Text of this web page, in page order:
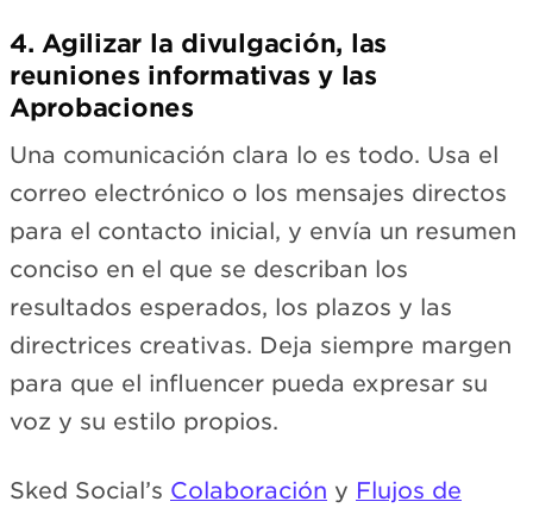
4. Agilizar la divulgación, las
reuniones informativas y las
Aprobaciones
Una comunicación clara lo es todo. Usa el
correo electrónico o los mensajes directos
para el contacto inicial, y envía un resumen
conciso en el que se describan los
resultados esperados, los plazos y las
directrices creativas. Deja siempre margen
para que el influencer pueda expresar su
voz y su estilo propios.
Sked Social’s Colaboración y Flujos de